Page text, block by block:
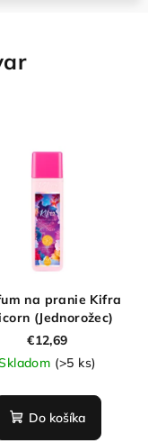
na pranie Kifra
(Jednorožec)
€12,69
(>5 ks)
Do košíka